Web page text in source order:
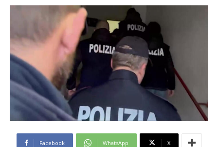
Facebook WhatsApp X